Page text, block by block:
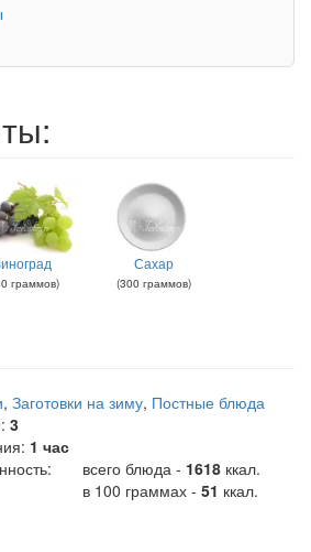
граммов)
Сахар
(300 граммов)
, Заготовки на зиму, Постные блюда
3
1 час
всего блюда - 1618 ккал.
в 100 граммах - 51 ккал.